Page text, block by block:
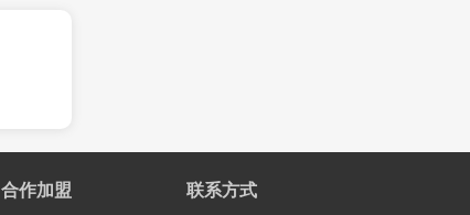
合作加盟 联系方式